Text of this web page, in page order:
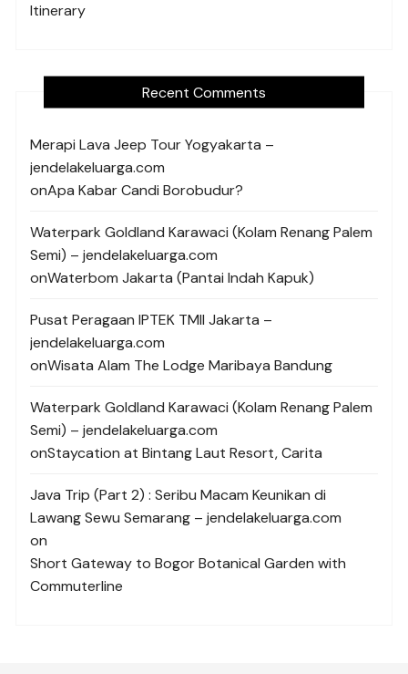
Itinerary
Recent Comments
Merapi Lava Jeep Tour Yogyakarta –
jendelakeluarga.com
onApa Kabar Candi Borobudur?
Waterpark Goldland Karawaci (Kolam Renang Palem
Semi) – jendelakeluarga.com
onWaterbom Jakarta (Pantai Indah Kapuk)
Pusat Peragaan IPTEK TMII Jakarta –
jendelakeluarga.com
onWisata Alam The Lodge Maribaya Bandung
Waterpark Goldland Karawaci (Kolam Renang Palem
Semi) – jendelakeluarga.com
onStaycation at Bintang Laut Resort, Carita
Java Trip (Part 2) : Seribu Macam Keunikan di
Lawang Sewu Semarang – jendelakeluarga.com
on
Short Gateway to Bogor Botanical Garden with
Commuterline